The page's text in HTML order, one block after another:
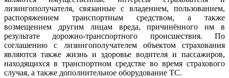
лизингополучателя, связанные с владением, пользованием,
распоряжением транспортным средством, а также
возмещением другим лицам вреда, причинённого им в
результате дорожно-транспортного происшествия. По
соглашению с лизингополучателем объектом страхования
являются также жизнь и здоровье водителя и пассажиров,
находящихся в транспортном средстве во время страхового
случая, а также дополнительное оборудование ТС.